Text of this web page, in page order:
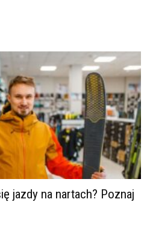
jazdy na nartach? Poznaj